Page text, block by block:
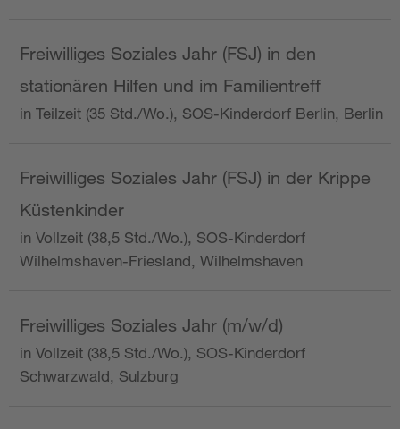
Freiwilliges Soziales Jahr (FSJ) in den
stationären Hilfen und im Familientreff
in Teilzeit (35 Std./Wo.), SOS-Kinderdorf Berlin, Berlin
Freiwilliges Soziales Jahr (FSJ) in der Krippe
Küstenkinder
in Vollzeit (38,5 Std./Wo.), SOS-Kinderdorf
Wilhelmshaven-Friesland, Wilhelmshaven
Freiwilliges Soziales Jahr (m/w/d)
in Vollzeit (38,5 Std./Wo.), SOS-Kinderdorf
Schwarzwald, Sulzburg